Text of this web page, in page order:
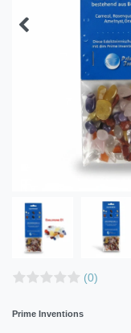
(0)
Prime Inventions